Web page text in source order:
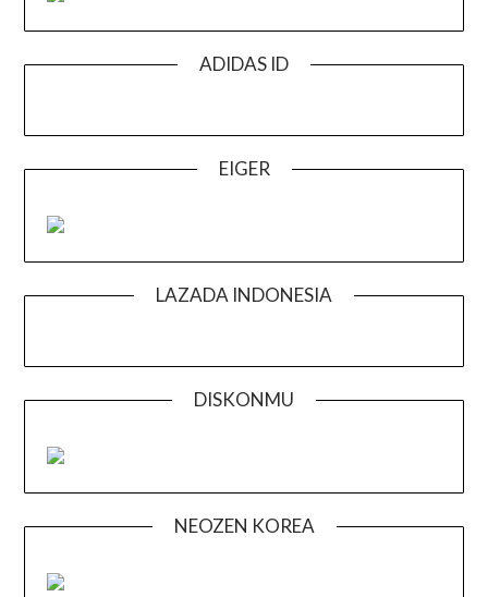
ADIDAS ID
EIGER
LAZADA INDONESIA
DISKONMU
NEOZEN KOREA